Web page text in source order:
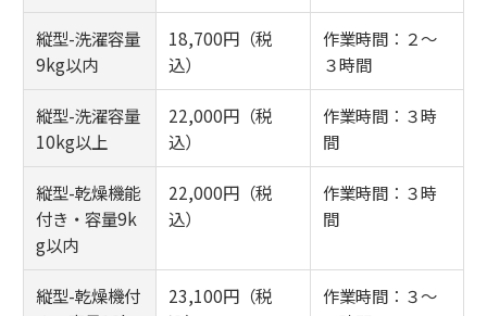
縦型-洗濯容量
9kg以内
18,700円（税
込）
作業時間：２～
３時間
縦型-洗濯容量
10kg以上
22,000円（税
込）
作業時間：３時
間
縦型-乾燥機能
付き・容量9k
g以内
22,000円（税
込）
作業時間：３時
間
縦型-乾燥機付
23,100円（税
作業時間：３～